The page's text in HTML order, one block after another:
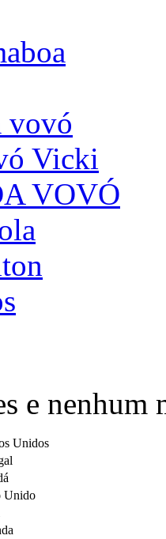
vovó
Vicki
VOVÓ
e nenhum
Unidos
Unido